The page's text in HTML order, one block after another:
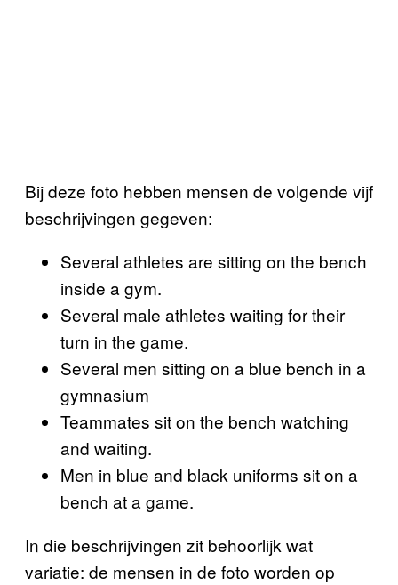
Bij deze foto hebben mensen de volgende vijf
beschrijvingen gegeven:
Several athletes are sitting on the bench
inside a gym.
Several male athletes waiting for their
turn in the game.
Several men sitting on a blue bench in a
gymnasium
Teammates sit on the bench watching
and waiting.
Men in blue and black uniforms sit on a
bench at a game.
In die beschrijvingen zit behoorlijk wat
variatie: de mensen in de foto worden op